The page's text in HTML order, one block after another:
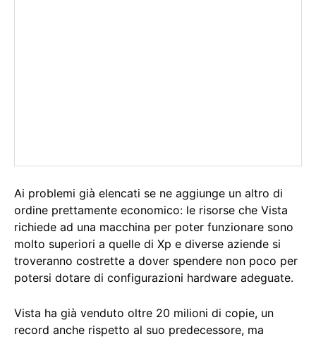
Ai problemi già elencati se ne aggiunge un altro di
ordine prettamente economico: le risorse che Vista
richiede ad una macchina per poter funzionare sono
molto superiori a quelle di Xp e diverse aziende si
troveranno costrette a dover spendere non poco per
potersi dotare di configurazioni hardware adeguate.
Vista ha già venduto oltre 20 milioni di copie, un
record anche rispetto al suo predecessore, ma